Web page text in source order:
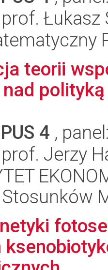
Łukasz
teorii
4 ,
Jerzy